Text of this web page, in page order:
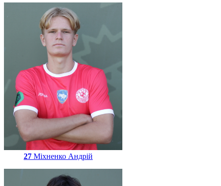
27 Міхненко Андрій